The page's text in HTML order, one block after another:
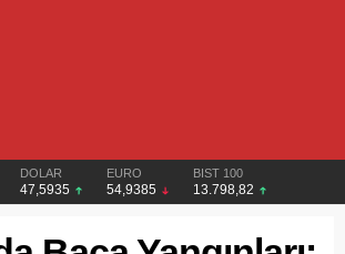
DOLAR
47,5935
EURO
54,9385
BIST 100
13.798,82